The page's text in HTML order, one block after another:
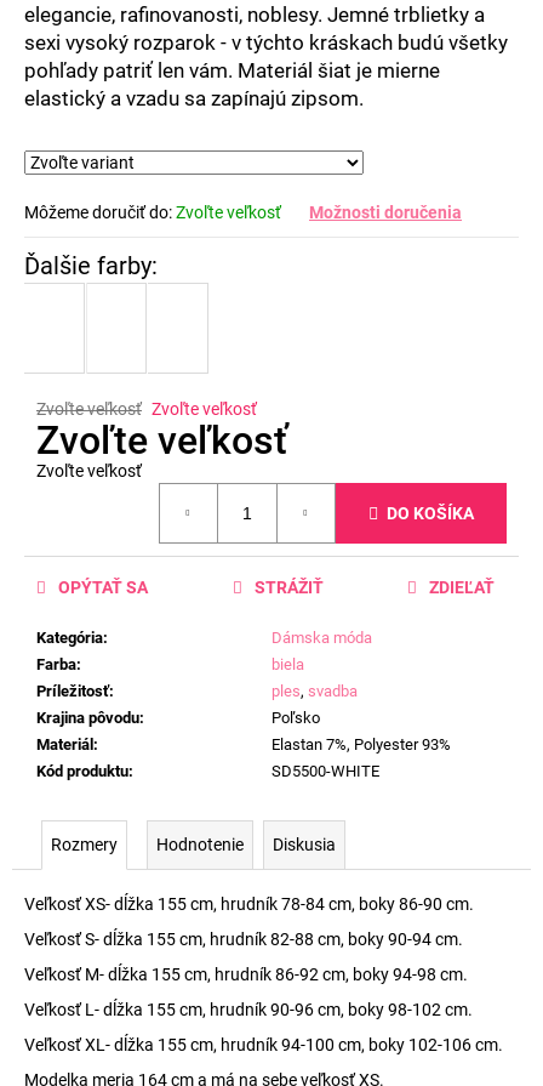
elegancie, rafinovanosti, noblesy. Jemné trblietky a
sexi vysoký rozparok - v týchto kráskach budú všetky
pohľady patriť len vám. Materiál šiat je mierne
elastický a vzadu sa zapínajú zipsom.
Môžeme doručiť do:Zvoľte veľkosť Možnosti doručenia
Zvoľte veľkosť Zvoľte veľkosť
Zvoľte veľkosť
Zvoľte veľkosť
DO KOŠÍKA
Kategória:
Dámska móda
Farba:
biela
Príležitosť: ples, svadba
Krajina pôvodu:
Poľsko
Materiál :
Elastan 7%, Polyester 93%
Kód produktu: SD5500-WHITE
OPÝTAŤ SA STRÁŽIŤ ZDIEĽAŤ
Rozmery Hodnotenie Diskusia
Veľkosť XS- dĺžka 155 cm, hrudník 78-84 cm, boky 86-90 cm.
Veľkosť S- dĺžka 155 cm, hrudník 82-88 cm, boky 90-94 cm.
Veľkosť M- dĺžka 155 cm, hrudník 86-92 cm, boky 94-98 cm.
Veľkosť L- dĺžka 155 cm, hrudník 90-96 cm, boky 98-102 cm.
Veľkosť XL- dĺžka 155 cm, hrudník 94-100 cm, boky 102-106 cm.
Modelka meria 164 cm a má na sebe veľkosť XS.